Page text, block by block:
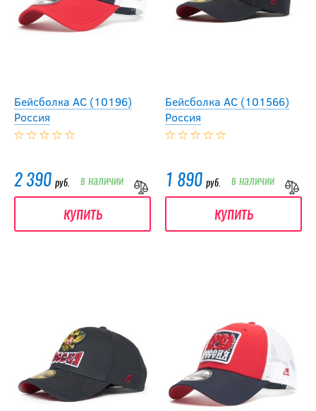
Бейсболка АС (10196)
Россия
2 390 руб. в наличии
купить
Бейсболка АС (101566)
Россия
1 890 руб. в наличии
купить